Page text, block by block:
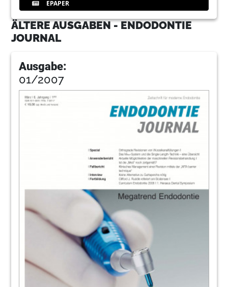
EPAPER
ÄLTERE AUSGABEN - ENDODONTIE
JOURNAL
Ausgabe:
01/2007